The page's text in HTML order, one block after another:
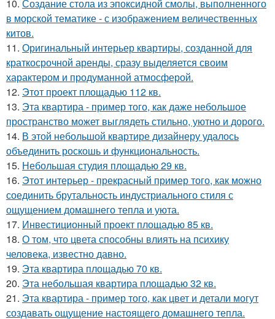
10. Создание стола из эпоксидной смолы, выполненного
в морской тематике - с изображением величественных
китов.
11. Оригинальный интерьер квартиры, созданной для
краткосрочной аренды, сразу выделяется своим
характером и продуманной атмосферой.
12. Этот проект площадью 112 кв.
13. Эта квартира - пример того, как даже небольшое
пространство может выглядеть стильно, уютно и дорого.
14. В этой небольшой квартире дизайнеру удалось
объединить роскошь и функциональность.
15. Небольшая студия площадью 29 кв.
16. Этот интерьер - прекрасный пример того, как можно
соединить брутальность индустриального стиля с
ощущением домашнего тепла и уюта.
17. Инвестиционный проект площадью 85 кв.
18. О том, что цвета способны влиять на психику
человека, известно давно.
19. Эта квартира площадью 70 кв.
20. Эта небольшая квартира площадью 32 кв.
21. Эта квартира - пример того, как цвет и детали могут
создавать ощущение настоящего домашнего тепла.